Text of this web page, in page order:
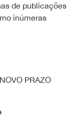
de publicações
inúmeras
PRAZO